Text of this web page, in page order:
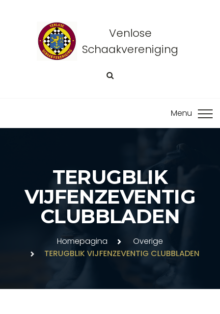
Venlose
Schaakvereniging
TERUGBLIK
VIJFENZEVENTIG
CLUBBLADEN
Homepagina
Overige
TERUGBLIK VIJFENZEVENTIG CLUBBLADEN